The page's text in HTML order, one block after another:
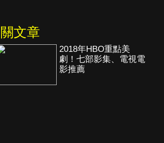
文章
2018年HBO重點美
劇！七部影集、電視電
影推薦